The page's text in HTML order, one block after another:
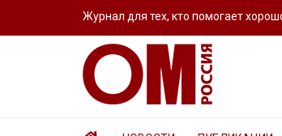
Журнал для тех, кто помогает